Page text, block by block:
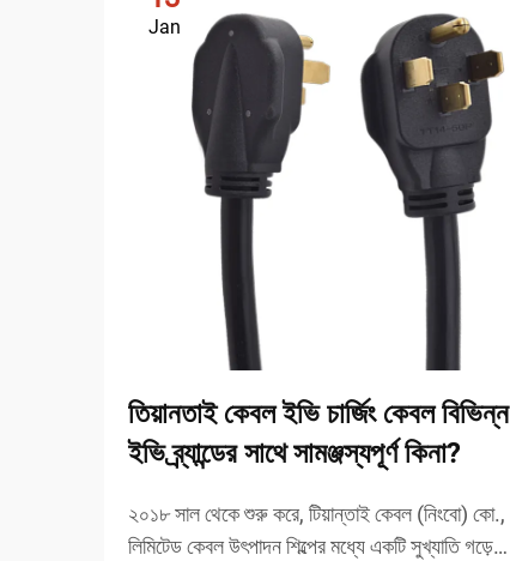
Jan
তিয়ানতাই কেবল ইভি চার্জিং কেবল বিভিন্ন
ইভি ব্র্যান্ডের সাথে সামঞ্জস্যপূর্ণ কিনা?
২০১৮ সাল থেকে শুরু করে, টিয়ান্তাই কেবল (নিংবো) কো.,
লিমিটেড কেবল উৎপাদন শিল্পের মধ্যে একটি সুখ্যাতি গড়ে